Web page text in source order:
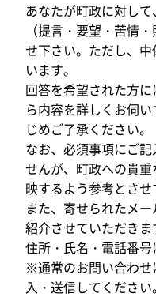
あなたが町政に対し
（提言・要望・苦情
せ下さい。ただし、
います。
回答を希望された方
ら内容を詳しくお伺
じめご了承ください。
なお、必須事項にご
せんが、町政への貴
映するよう参考とさせ
また、寄せられたメ
紹介させていただきま
住所・氏名・電話番号
※通常のお問い合わせ
入・送信してください。